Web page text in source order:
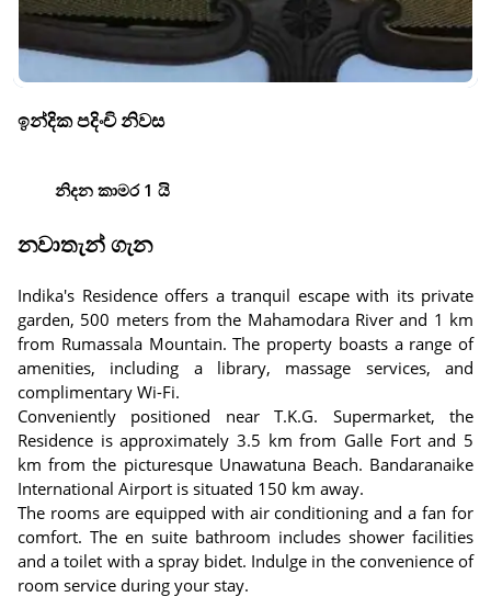
ඉන්දික පදිංචි නිවස
නිදන කාමර 1 යි
නවාතැන් ගැන
Indika's Residence offers a tranquil escape with its private
garden, 500 meters from the Mahamodara River and 1 km
from Rumassala Mountain. The property boasts a range of
amenities, including a library, massage services, and
complimentary Wi-Fi.
Conveniently positioned near T.K.G. Supermarket, the
Residence is approximately 3.5 km from Galle Fort and 5
km from the picturesque Unawatuna Beach. Bandaranaike
International Airport is situated 150 km away.
The rooms are equipped with air conditioning and a fan for
comfort. The en suite bathroom includes shower facilities
and a toilet with a spray bidet. Indulge in the convenience of
room service during your stay.